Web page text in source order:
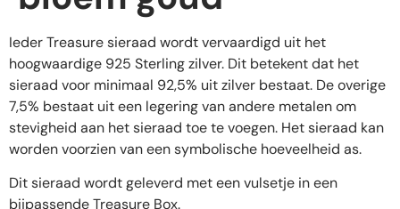
Ieder Treasure sieraad wordt vervaardigd uit het
hoogwaardige 925 Sterling zilver. Dit betekent dat het
sieraad voor minimaal 92,5% uit zilver bestaat. De overige
7,5% bestaat uit een legering van andere metalen om
stevigheid aan het sieraad toe te voegen. Het sieraad kan
worden voorzien van een symbolische hoeveelheid as.
Dit sieraad wordt geleverd met een vulsetje in een
bijpassende Treasure Box.